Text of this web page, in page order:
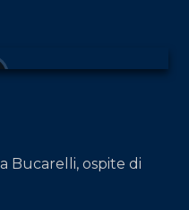
Bucarelli, ospite di